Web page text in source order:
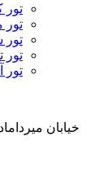
تور
تور
تور